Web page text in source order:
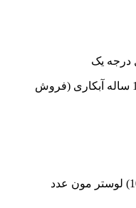
درجه یک
با ضمانت فیزیکی محصول و ضمانت 10 ساله آبکاری (فروش